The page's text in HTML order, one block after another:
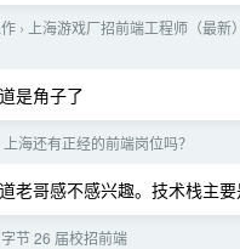
›
上海游戏厂招前端工程师（最
是角子了
上海还有正经的前端岗位吗？
老哥感不感兴趣。技术栈主
字节 26 届校招前端